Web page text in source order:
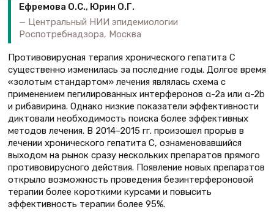
Ефремова О.С., Юрин О.Г.
Центральный НИИ эпидемиологии
Роспотребнадзора, Москва
Противовирусная терапия хронического гепатита С
существенно изменилась за последние годы. Долгое время
«золотым стандартом» лечения являлась схема с
применением пегилированных интерферонов α-2а или α-2b
и рибавирина. Однако низкие показатели эффективности
диктовали необходимость поиска более эффективных
методов лечения. В 2014–2015 гг. произошел прорыв в
лечении хронического гепатита С, ознаменовавшийся
выходом на рынок сразу нескольких препаратов прямого
противовирусного действия. Появление новых препаратов
открыло возможность проведения безинтерфероновой
терапии более короткими курсами и повысить
эффективность терапии более 95%.